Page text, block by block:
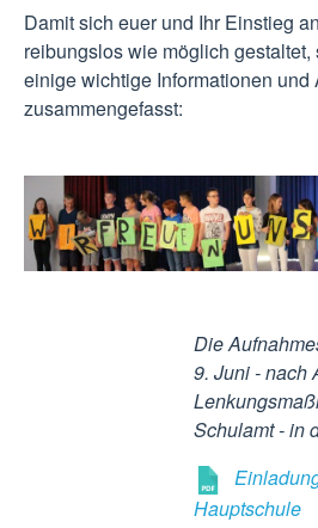
Damit sich euer und Ihr Einstieg
reibungslos wie möglich
einige wichtige Informationen und
zusammengefasst:
Die
9. Juni - nach
Schulamt - in
Hauptschule